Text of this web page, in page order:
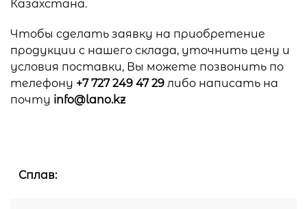
Казахстана.
Чтобы сделать заявку на приобретение
продукции с нашего склада, уточнить цену и
условия поставки, Вы можете позвонить по
телефону +7 727 249 47 29 либо написать на
почту info@lano.kz
Сплав: